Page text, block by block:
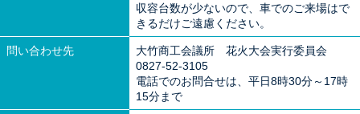
収容台数が少ないので、車でのご来場はで
きるだけご遠慮ください。
問い合わせ先
大竹商工会議所 花火大会実行委員会
0827-52-3105
電話でのお問合せは、平日8時30分～17時
15分まで